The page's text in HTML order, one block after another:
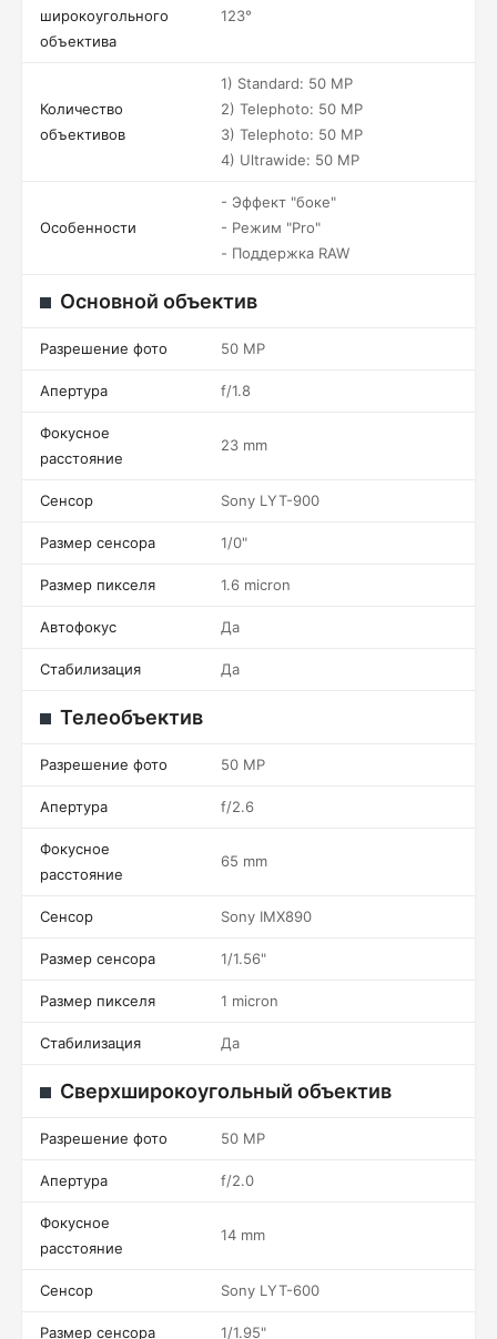
широкоугольного
объектива
123°
Количество
объективов
1) Standard: 50 MP
2) Telephoto: 50 MP
3) Telephoto: 50 MP
4) Ultrawide: 50 MP
Особенности
- Эффект "боке"
- Режим "Pro"
- Поддержка RAW
Основной объектив
Разрешение фото 50 MP
Апертура f/1.8
Фокусное
расстояние
23 mm
Сенсор Sony LYT-900
Размер сенсора 1/0"
Размер пикселя 1.6 micron
Автофокус Да
Стабилизация Да
Телеобъектив
Разрешение фото 50 MP
Апертура f/2.6
Фокусное
расстояние
65 mm
Сенсор Sony IMX890
Размер сенсора 1/1.56"
Размер пикселя 1 micron
Стабилизация Да
Сверхширокоугольный объектив
Разрешение фото 50 MP
Апертура f/2.0
Фокусное
расстояние
14 mm
Сенсор Sony LYT-600
Размер сенсора 1/1.95"